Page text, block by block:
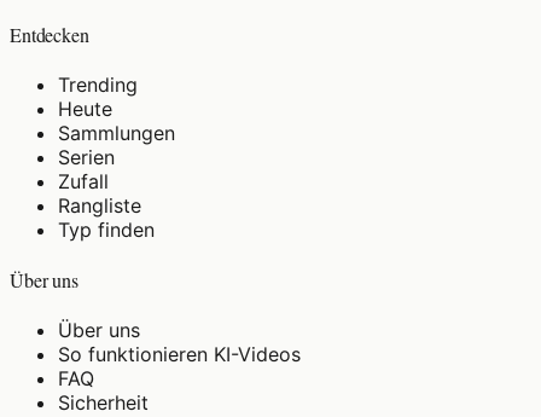
Entdecken
Trending
Heute
Sammlungen
Serien
Zufall
Rangliste
Typ finden
Über uns
Über uns
So funktionieren KI-Videos
FAQ
Sicherheit